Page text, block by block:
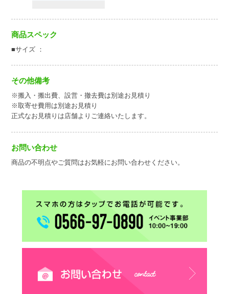
商品スペック
■サイズ ：
その他備考
※搬入・搬出費、設営・撤去費は別途お見積り
※取寄せ費用は別途お見積り
正式なお見積りは店舗よりご連絡いたします。
お問い合わせ
商品の不明点やご質問はお気軽にお問い合わせください。